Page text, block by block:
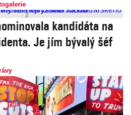
kandidáta na
Je jím bývalý šéf